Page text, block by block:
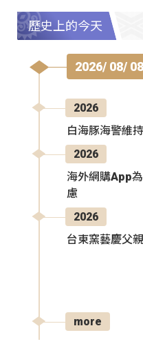
歷史上的今天
2026/ 08/ 08
2026
白海豚海警維
2026
海外網購App
慮
2026
台東窯藝慶父
more